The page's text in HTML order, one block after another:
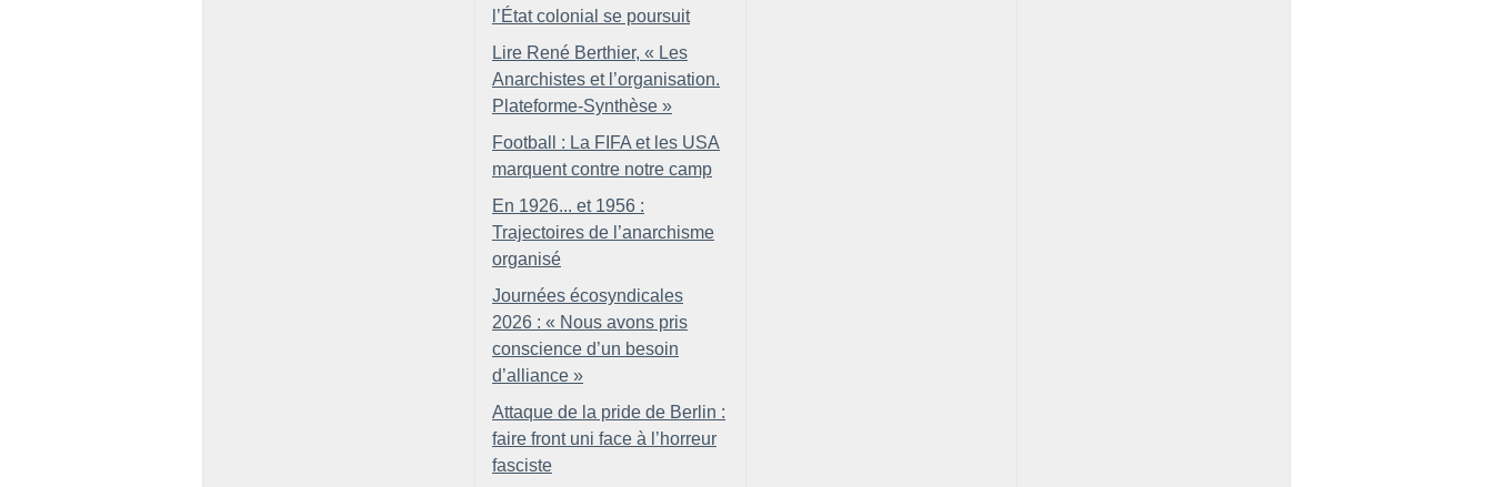
l’État colonial se poursuit
Lire René Berthier, « Les
Anarchistes et l’organisation.
Plateforme-Synthèse »
Football : La FIFA et les USA
marquent contre notre camp
En 1926... et 1956 :
Trajectoires de l’anarchisme
organisé
Journées écosyndicales
2026 : « Nous avons pris
conscience d’un besoin
d’alliance »
Attaque de la pride de Berlin :
faire front uni face à l’horreur
fasciste